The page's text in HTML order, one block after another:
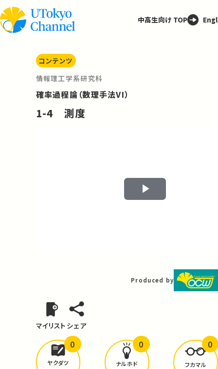
中高生向け TOP
コンテンツ
情報理工学系研究科
確率過程論（数理手法VI）
1-4 測度
Play
Produced by
マイリスト シェア
どんな学びがありましたか？
ヤクダツ
0
ナルホド
0
フカマル
0